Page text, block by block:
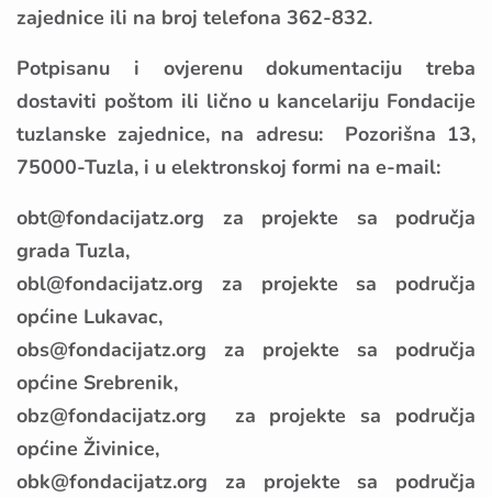
zajednice ili na broj telefona 362-832.
Potpisanu i ovjerenu dokumentaciju treba
dostaviti poštom ili lično u kancelariju Fondacije
tuzlanske zajednice, na adresu: Pozorišna 13,
75000-Tuzla, i u elektronskoj formi na e-mail:
obt@fondacijatz.org za projekte sa područja
grada Tuzla,
obl@fondacijatz.org za projekte sa područja
općine Lukavac,
obs@fondacijatz.org za projekte sa područja
općine Srebrenik,
obz@fondacijatz.org za projekte sa područja
općine Živinice,
obk@fondacijatz.org za projekte sa područja